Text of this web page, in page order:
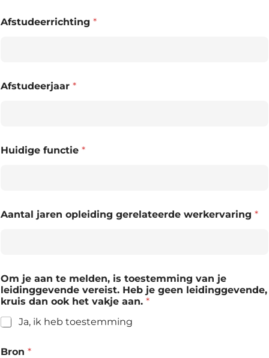
Afstudeerrichting *
Afstudeerjaar *
Huidige functie *
Aantal jaren opleiding gerelateerde werkervaring *
Om je aan te melden, is toestemming van je
leidinggevende vereist. Heb je geen leidinggevende,
kruis dan ook het vakje aan. *
Ja, ik heb toestemming
Bron *